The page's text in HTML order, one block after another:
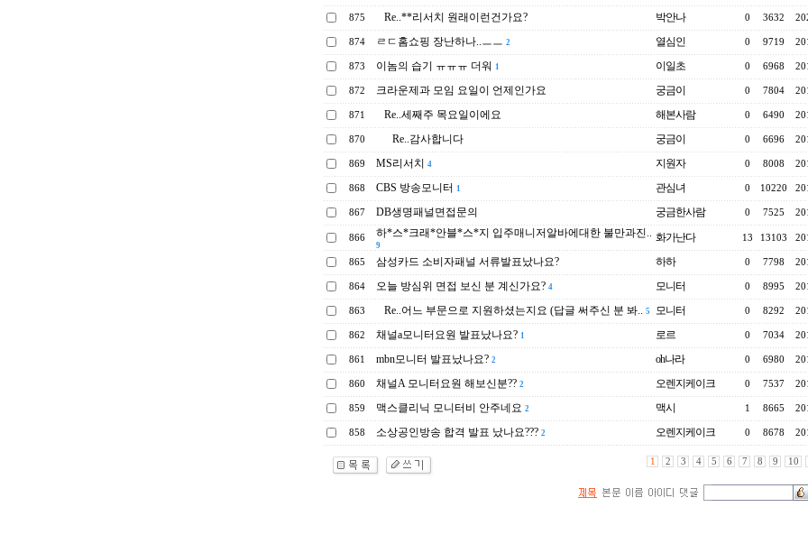
875 Re..**리서치 원래이런건가요? 박안나 0 3632
874 ㄹㄷ홈쇼핑 장난하나..ㅡㅡ 2 열심인 0 9719
873 이놈의 습기 ㅠㅠㅠ 더워 1 이일초 0 6968
872 크라운제과 모임 요일이 언제인가요 궁금이 0 7804
871 Re..세째주 목요일이에요 해본사람 0 6490
870 Re..감사합니다 궁금이 0 6696
869 MS리서치 4 지원자 0 8008
868 CBS 방송모니터 1 관심녀 0 10220
867 DB생명패널면접문의 궁금한사람 0 7525
866 하*스*크래*안블*스*지 입주매니저알바에대한 불만과진..
9
화가난다 13 13103
865 삼성카드 소비자패널 서류발표났나요? 하하 0 7798
864 오늘 방심위 면접 보신 분 계신가요? 4 모니터 0 8995
863 Re..어느 부문으로 지원하셨는지요 (답글 써주신 분 봐.. 5 모니터 0 8292
862 채널a모니터요원 발표났나요? 1 로르 0 7034
861 mbn모니터 발표났나요? 2 oh나라 0 6980
860 채널A 모니터요원 해보신분?? 2 오렌지케이크 0 7537
859 맥스클리닉 모니터비 안주네요 2 맥시 1 8665
858 소상공인방송 합격 발표 났나요??? 2 오렌지케이크 0 8678
1 2 3 4 5 6 7 8 9 10